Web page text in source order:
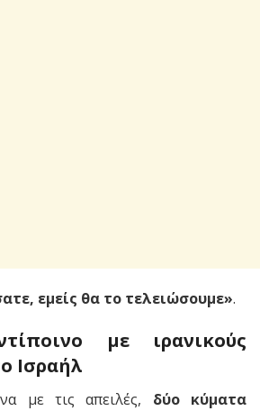
εμείς θα το τελειώσουμε».
με ιρανικούς
Ισραήλ
με τις απειλές, δύο κύματα